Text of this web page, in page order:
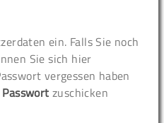
ein. Falls Sie noch
Sie sich hier
vergessen haben
zuschicken